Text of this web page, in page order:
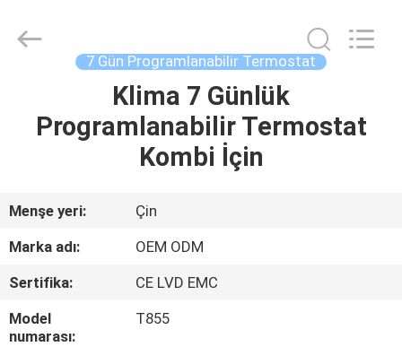
SG
GÖSTERISI
HAKKIMIZDA
Limited.
7 Gün Programlanabilir Termostat
Klima 7 Günlük
Programlanabilir Termostat
Kombi İçin
Menşe yeri:
Çin
Marka adı:
OEM ODM
Sertifika:
CE LVD EMC
Model
numarası:
T855